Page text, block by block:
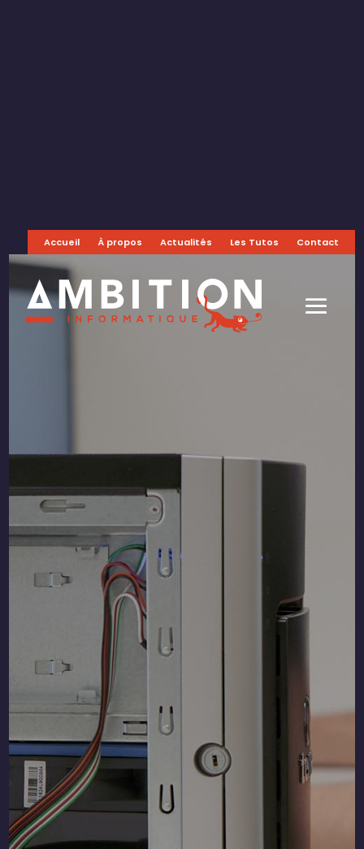
Accueil À propos Actualités Les Tutos Contact